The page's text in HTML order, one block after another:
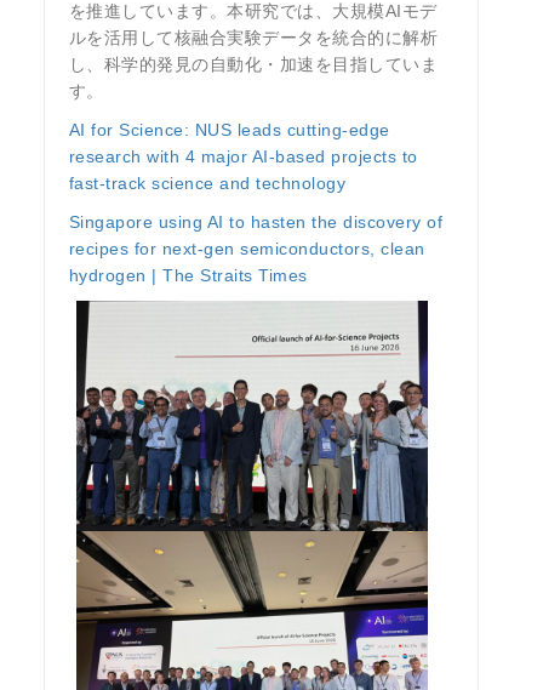
を推進しています。本研究では、大規模AIモデ
ルを活用して核融合実験データを統合的に解析
し、科学的発見の自動化・加速を目指していま
す。
AI for Science: NUS leads cutting-edge
research with 4 major AI-based projects to
fast-track science and technology
Singapore using AI to hasten the discovery of
recipes for next-gen semiconductors, clean
hydrogen | The Straits Times